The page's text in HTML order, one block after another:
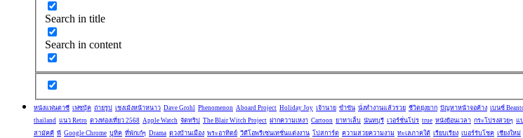
Search in title
Search in content
หนังแฟนตาซี เฟซบุ้ค ถ่ายรูป เชงเม้งหน้าหนาว Dave Grohl Phenomenon Aboard Project Holiday Joy เจ้านาย ขำขัน นั่งทำงานแล้วรวย ชีวิตยุ่งยาก ปัญหาหน้าจอค้าง เบนซ์
thailand แนว Retro ดวงท่องเที่ยว 2568 Apple Watch จัดทริป The Blair Witch Project ฝากความเหงา Cartoon ยาทาเล็บ นันทบุรี เวอร์ชั่นโปร true หนังย้อนเวลา กระโปรงสวยๆ แ
สามัคคี พี Google Chrome บูทิค ที่พักเก๋ๆ Drama ดวงบ้านเมือง พระอาทิตย์ วีดีโอพรีเซนเทชั่นแต่งงาน โปสการ์ด ความสวยความงาม ทะเลภาคใต้ เรียบเรียง เบอร์รับโชค เชียงใหม่